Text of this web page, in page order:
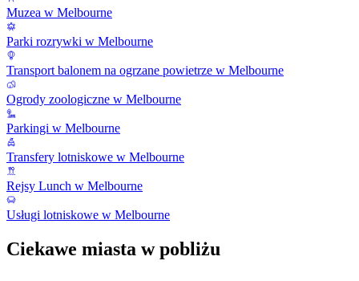
Muzea w Melbourne
Parki rozrywki w Melbourne
Transport balonem na ogrzane powietrze w Melbourne
Ogrody zoologiczne w Melbourne
Parkingi w Melbourne
Transfery lotniskowe w Melbourne
Rejsy Lunch w Melbourne
Usługi lotniskowe w Melbourne
Ciekawe miasta w pobliżu